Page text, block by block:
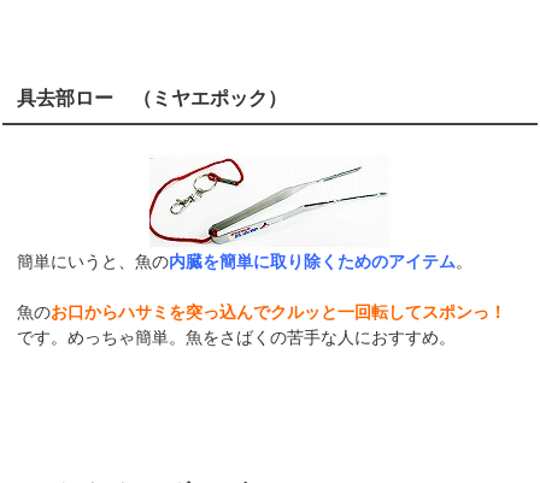
具去部ロー （ミヤエポック）
簡単にいうと、魚の内臓を簡単に取り除くためのアイテム。
魚のお口からハサミを突っ込んでクルッと一回転してスポンっ！
です。めっちゃ簡単。魚をさばくの苦手な人におすすめ。